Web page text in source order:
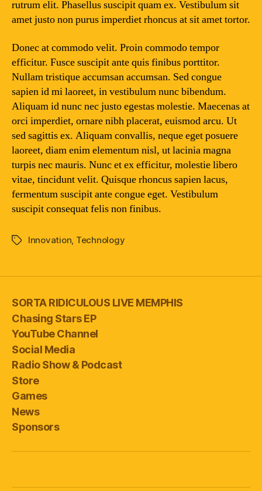
rutrum elit. Phasellus suscipit quam ex. Vestibulum sit
amet justo non purus imperdiet rhoncus at sit amet tortor.
Donec at commodo velit. Proin commodo tempor
efficitur. Fusce suscipit ante quis finibus porttitor.
Nullam tristique accumsan accumsan. Sed congue
sapien id mi laoreet, in vestibulum nunc bibendum.
Aliquam id nunc nec justo egestas molestie. Maecenas at
orci imperdiet, ornare nibh placerat, euismod arcu. Ut
sed sagittis ex. Aliquam convallis, neque eget posuere
laoreet, diam enim elementum nisl, ut lacinia magna
turpis nec mauris. Nunc et ex efficitur, molestie libero
vitae, tincidunt velit. Quisque rhoncus sapien lacus,
fermentum suscipit ante congue eget. Vestibulum
suscipit consequat felis non finibus.
TagsInnovation, Technology
SORTA RIDICULOUS LIVE MEMPHIS
Chasing Stars EP
YouTube Channel
Social Media
Radio Show & Podcast
Store
Games
News
Sponsors